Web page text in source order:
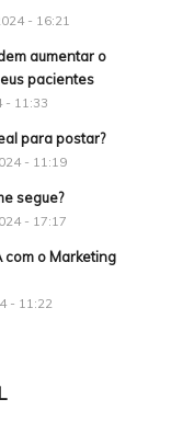
- 16:21
aumentar o
pacientes
- 11:33
para postar?
- 11:19
segue?
- 17:17
com o Marketing
- 11:22